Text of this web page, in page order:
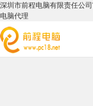
深圳市前程电脑有限责任公
电脑代理